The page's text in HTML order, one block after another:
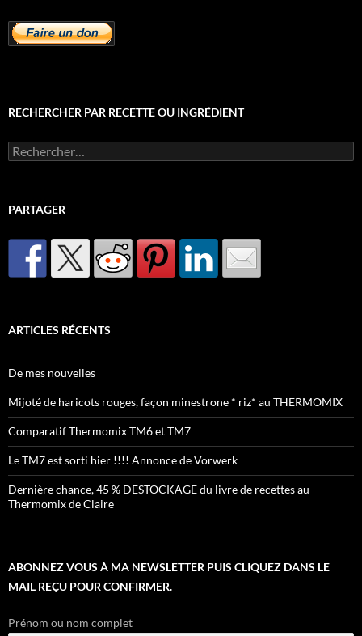
RECHERCHER PAR RECETTE OU INGRÉDIENT
Rechercher :
PARTAGER
ARTICLES RÉCENTS
De mes nouvelles
Mijoté de haricots rouges, façon minestrone * riz* au THERMOMIX
Comparatif Thermomix TM6 et TM7
Le TM7 est sorti hier !!!! Annonce de Vorwerk
Dernière chance, 45 % DESTOCKAGE du livre de recettes au
Thermomix de Claire
ABONNEZ VOUS À MA NEWSLETTER PUIS CLIQUEZ DANS LE
MAIL REÇU POUR CONFIRMER.
Prénom ou nom complet